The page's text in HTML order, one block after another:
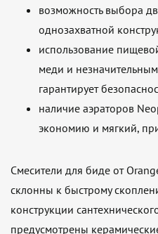
возможность выбора
однозахватной
использование
меди и
гарантирует
наличие аэраторов
экономию и мягкий,
Смесители для биде от
склонны к быстрому
конструкции
предусмотрены